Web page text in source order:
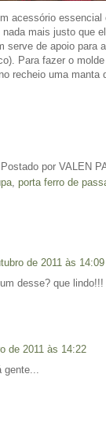
acessório
mais justo que
serve de apoio para
Para fazer o
recheio uma manta
Postado por VALEN
porta ferro de
de 2011 às 14:09
desse? que lindo!!!
de 2011 às 14:22
gente...